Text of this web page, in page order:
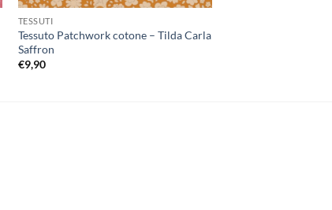
TESSUTI
Tessuto Patchwork cotone – Tilda Carla
Saffron
€9,90